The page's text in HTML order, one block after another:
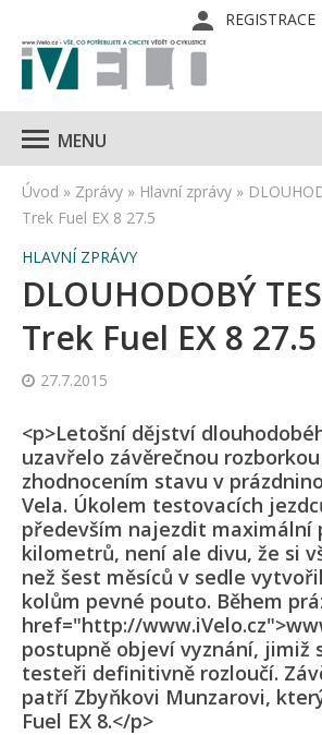
REGISTRACE
MENU
Úvod » Zprávy » Hlavní zprávy »
Trek Fuel EX 8 27.5
HLAVNÍ ZPRÁVY
DLOUHODOBÝ
Trek Fuel EX 8 27.5
27.7.2015
<p>Letošní dějství
uzavřelo závěrečnou
zhodnocením stavu v
Vela. Úkolem testovacích
především najezdit maximální
kilometrů, není ale divu, že si
než šest měsíců v sedle
kolům pevné pouto. Během
href="http://
postupně objeví vyznání, jimiž
testeři definitivně rozloučí.
patří Zbyňkovi Munzarovi,
Fuel EX 8.</p>